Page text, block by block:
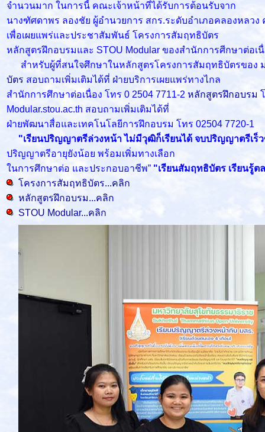
จำนวนมาก ในการนี้ คณะเจ้าหน้าที่ได้รับการต้อนรับจาก
นางฑัศดาพร ลองชัย ผู้อำนวยการ สกร.ระดับอำเภอคลองหลว
เพื่อเผยแพร่และประชาสัมพันธ์ โครงการสัมฤทธิบัตร
หลักสูตรฝึกอบรมและ STOU Modular ของสำนักการศีกษาต่อเ
สำหรับผู้ที่สนใจศึกษาในหลักสูตรโครงการสัมฤทธิบัตรของ ม
บัตร สอบถามเพิ่มเติมได้ที่ ฝ่ายบริการเผยแพร่ทางไกล
สำนักการศึกษาต่อเนื่อง โทร 0 2504 7711-2 หลักสูตรฝึกอบรม
Modular.stou.ac.th สอบถามเพิ่มเติมได้ที่
ฝ่ายพัฒนาสื่อและเทคโนโลยีการฝึกอบรม โทร 02504 7720-1
"เรียนปริญญาตรีล่วงหน้า ไม่มีวุฒิก็เรียนได้ จบปริญญาตรีเ
ปริญญาตรีอายุยังน้อย พร้อมเพิ่มทางเลือก
ในการศึกษาต่อ และประกอบอาชีพ” "เรียนสัมฤทธิบัตร เรียน
โครงการสัมฤทธิบัตร...คลิก
หลักสูตรฝึกอบรม...คลิก
STOU Modular...คลิก